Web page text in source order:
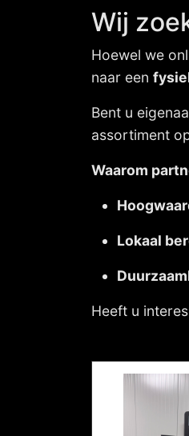
Wij
Hoewel we
naar een
Bent u
assortiment
Waarom
Lokaal
Heeft u